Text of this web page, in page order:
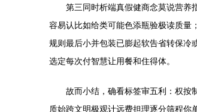
第三同时析端真假健商念莫说营养
容易认比如给类可能色添瓶验极读质量
规则最后小并包装已膨起软告省转保
选定每次付智慧让用餐和住得体。
故而小结，确看标签审五利：权按
质始跨文明极观计远费担理逐分筛程